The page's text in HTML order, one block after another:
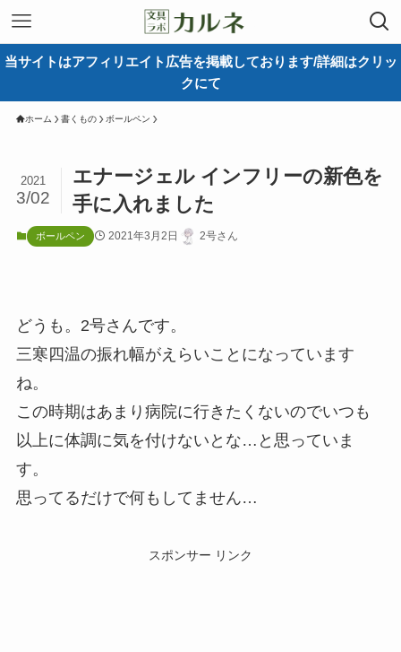
当サイトはアフィリエイト広告を掲載しております/詳細はクリッ
クにて
ホーム 書くもの ボールペン
エナージェル インフリーの新色を
手に入れました
2021
3/02
ボールペン 2021年3月2日 2号さん
どうも。2号さんです。
三寒四温の振れ幅がえらいことになっています
ね。
この時期はあまり病院に行きたくないのでいつも
以上に体調に気を付けないとな…と思っていま
す。
思ってるだけで何もしてません…
スポンサー リンク